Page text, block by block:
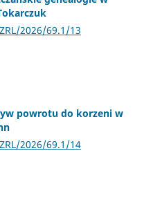
2026/69.1/13
powrotu do korzeni w
2026/69.1/14